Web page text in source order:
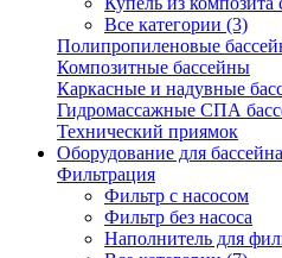
Все категории (3)
Полипропиленовые
Композитные бассейны
Каркасные и надувные
Гидромассажные СПА
Технический приямок
Оборудование для бассейна
Фильтрация
Фильтр с насосом
Фильтр без насоса
Наполнитель для